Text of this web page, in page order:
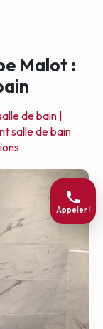
Malot :
de bain |
salle de bain
Appeler !